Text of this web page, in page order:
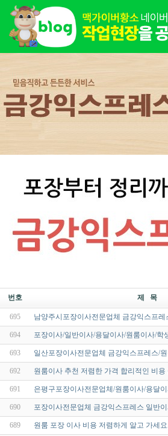
번호 제 목
695 남양주시포장이사전문업체 금강익스프
694 포장이사/일반이사/용달이사/원룸이사/
693 일산포장이사전문업체 금강익스프레스/
692 원룸이사 추천 저렴한 가격 합리적인 비용
691 은평구포장이사전문업체/원룸이사/용달
690 포장이사전문업체 금강익스프레스 일반
689 원룸 포장 이사 비용 저렴하게 알고 가세